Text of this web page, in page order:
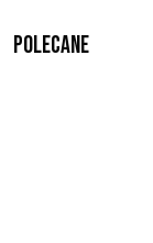
Polecane